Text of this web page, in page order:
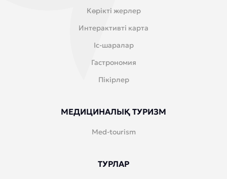
Көрікті жерлер
Интерактивті карта
Іс-шаралар
Гастрономия
Пікірлер
МЕДИЦИНАЛЫҚ ТУРИЗМ
Med-tourism
ТУРЛАР